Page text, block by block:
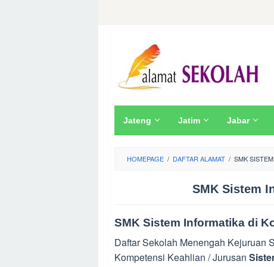
Jateng Jatim Jabar
HOMEPAGE / DAFTAR ALAMAT / SMK
SMK Sistem
SMK Sistem Informatika di
Daftar Sekolah Menengah Kejuruan
Kompetensi Keahlian / Jurusan